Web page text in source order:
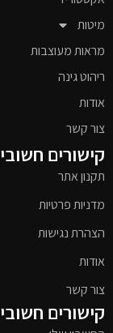
מיטות
מראות מעוצבות
ריהוט גינה
אודות
צור קשר
קישורים
תקנון אתר
מדניות פרטיות
הצהרת נגישות
אודות
צור קשר
קישורים